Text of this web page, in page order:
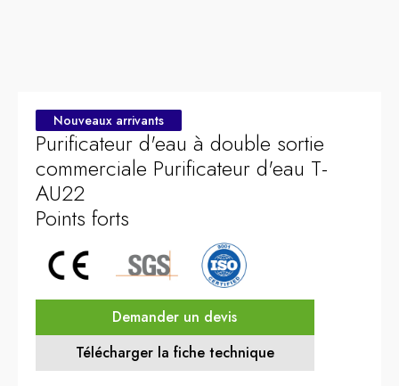
Nouveaux arrivants
Purificateur d'eau à double sortie
commerciale Purificateur d'eau T-
AU22
Points forts
Demander un devis
Télécharger la fiche technique